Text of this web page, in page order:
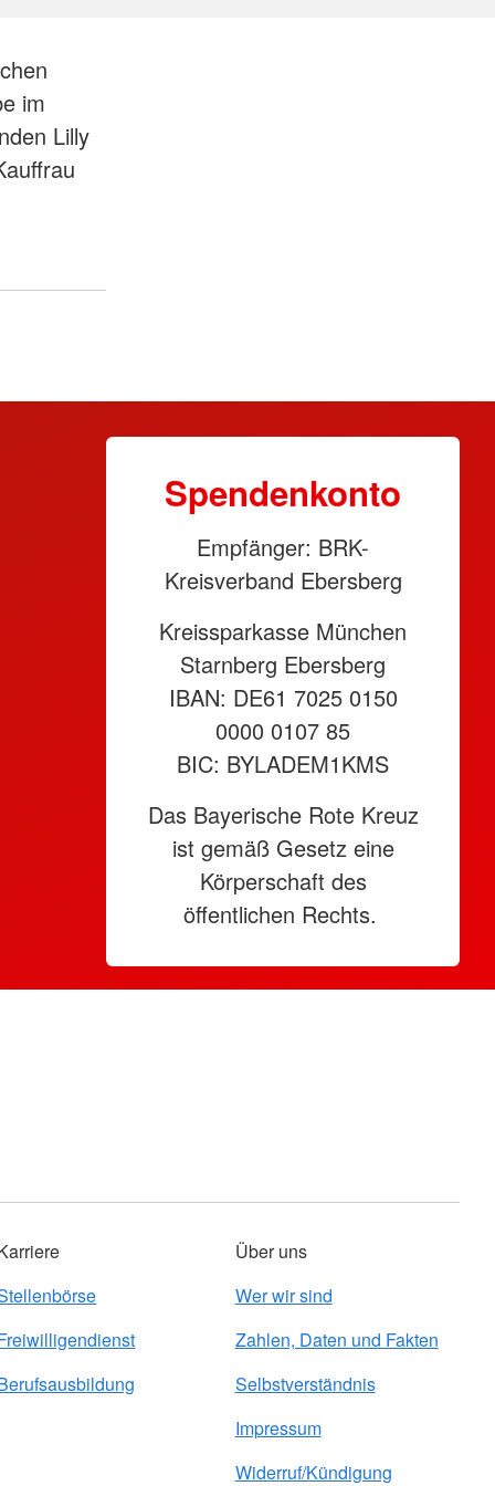
im
Lilly
Spendenkonto
Empfänger: BRK-
Kreisverband Ebersberg
Kreissparkasse München
Starnberg Ebersberg
IBAN: DE61 7025 0150
0000 0107 85
BIC: BYLADEM1KMS
Das Bayerische Rote Kreuz
ist gemäß Gesetz eine
Körperschaft des
öffentlichen Rechts.
Über uns
Wer wir sind
Zahlen, Daten und Fakten
Selbstverständnis
Impressum
Widerruf/Kündigung